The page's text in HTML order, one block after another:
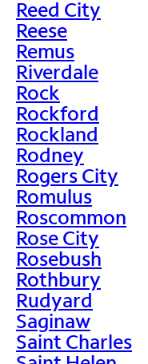
Reed City
Reese
Remus
Riverdale
Rock
Rockford
Rockland
Rodney
Rogers City
Romulus
Roscommon
Rose City
Rosebush
Rothbury
Rudyard
Saginaw
Saint Charles